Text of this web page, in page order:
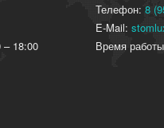
18:00
Телефон: 8
E-Mail:
Время